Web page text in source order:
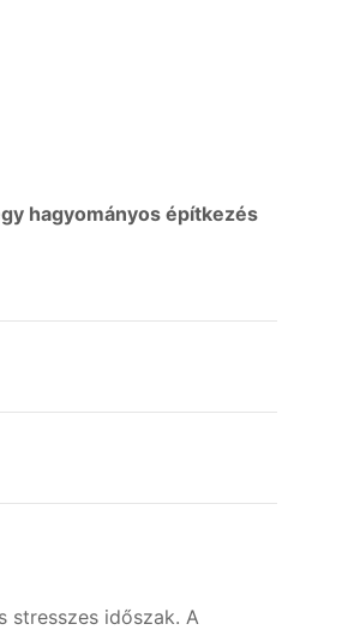
hagyományos építkezés
stresszes időszak. A